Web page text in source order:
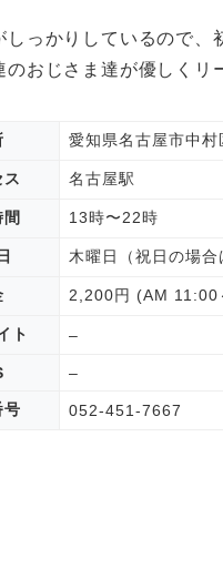
しっかりしているので
のおじさま達が優しくリ
愛知県名古屋市中村
ス 名古屋駅
13時〜22時
木曜日（祝日の場合
2,200円 (AM 11:00
ト –
–
号 052-451-7667